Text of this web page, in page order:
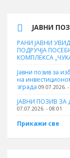
ЈАВНИ
РАНИ ЈАВНИ
ПОДРУЧЈА
КОМПЛЕКСА
Јавни позив за
на
зграда 09.07.2026.
ЈАВНИ ПОЗИВ ЗА
07.07.2026. - 08:01
Прикажи све